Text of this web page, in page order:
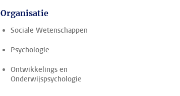
Organisatie
Sociale Wetenschappen
Psychologie
Ontwikkelings en
Onderwijspsychologie